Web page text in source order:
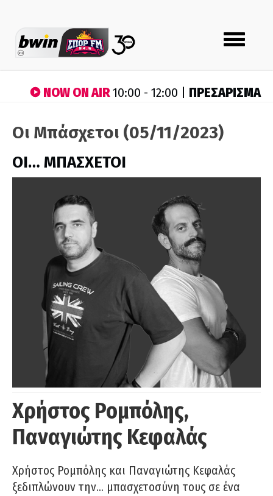
Toggle
navigation
NOW ON AIR10:00 - 12:00 | ΠΡΕΣΑΡΙΣΜΑ
Οι Μπάσχετοι (05/11/2023)
ΟΙ… ΜΠΑΣΧΕΤΟΙ
Χρήστος Ρομπόλης,
Παναγιώτης Κεφαλάς
Χρήστος Ρομπόλης και Παναγιώτης Κεφαλάς
ξεδιπλώνουν την… μπασχετοσύνη τους σε ένα